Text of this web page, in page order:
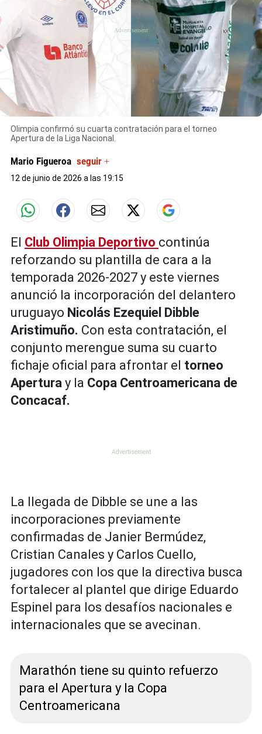
Olimpia confirmó su cuarta contratación para el torneo
Apertura de la Liga Nacional.
X
Mario Figueroa seguir +
12 de junio de 2026 a las 19:15
El Club Olimpia Deportivo continúa
reforzando su plantilla de cara a la
temporada 2026-2027 y este viernes
anunció la incorporación del delantero
uruguayo Nicolás Ezequiel Dibble
Aristimuño. Con esta contratación, el
conjunto merengue suma su cuarto
fichaje oficial para afrontar el torneo
Apertura y la Copa Centroamericana de
Concacaf.
La llegada de Dibble se une a las
incorporaciones previamente
confirmadas de Janier Bermúdez,
Cristian Canales y Carlos Cuello,
jugadores con los que la directiva busca
fortalecer al plantel que dirige Eduardo
Espinel para los desafíos nacionales e
internacionales que se avecinan.
Marathón tiene su quinto refuerzo
para el Apertura y la Copa
Centroamericana